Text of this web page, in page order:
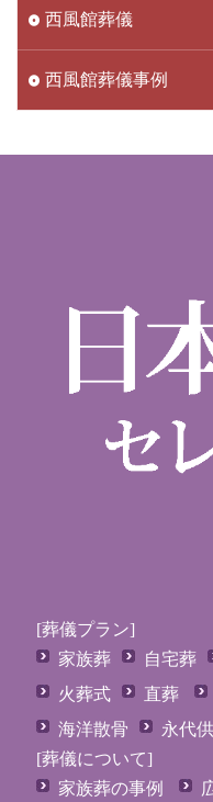
西風館葬儀
西風館葬儀事例
[葬儀プラン]
家族葬
自宅葬
火葬式
直葬
海洋散骨
永代
[葬儀について]
家族葬の事例